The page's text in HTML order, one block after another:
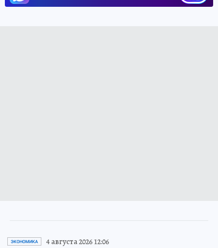
ЭКОНОМИКА 4 августа 2026 12:06